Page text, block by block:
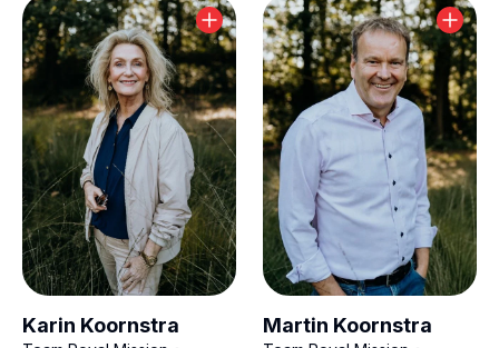
Karin Koornstra Martin Koornstra